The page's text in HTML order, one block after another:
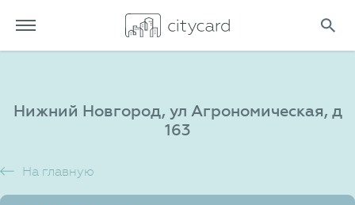
Нижний Новгород, ул Агрономическая, д
163
На главную